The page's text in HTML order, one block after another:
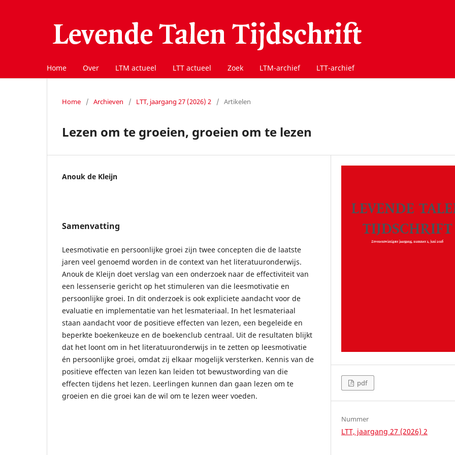
Home Over LTM actueel LTT actueel Zoek LTM-archief LTT-archief
Home / Archieven / LTT, jaargang 27 (2026) 2 / Artikelen
Lezen om te groeien, groeien om te lezen
Anouk de Kleijn
Samenvatting
Leesmotivatie en persoonlijke groei zijn twee concepten die de laatste
jaren veel genoemd worden in de context van het literatuuronderwijs.
Anouk de Kleijn doet verslag van een onderzoek naar de effectiviteit van
een lessenserie gericht op het stimuleren van die leesmotivatie en
persoonlijke groei. In dit onderzoek is ook expliciete aandacht voor de
evaluatie en implementatie van het lesmateriaal. In het lesmateriaal
staan aandacht voor de positieve effecten van lezen, een begeleide en
beperkte boekenkeuze en de boekenclub centraal. Uit de resultaten blijkt
dat het loont om in het literatuuronderwijs in te zetten op leesmotivatie
én persoonlijke groei, omdat zij elkaar mogelijk versterken. Kennis van de
positieve effecten van lezen kan leiden tot bewustwording van die
effecten tijdens het lezen. Leerlingen kunnen dan gaan lezen om te
groeien en die groei kan de wil om te lezen weer voeden.
pdf
Nummer
LTT, jaargang 27 (2026) 2